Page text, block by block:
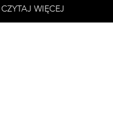
CZYTAJ WIĘCEJ